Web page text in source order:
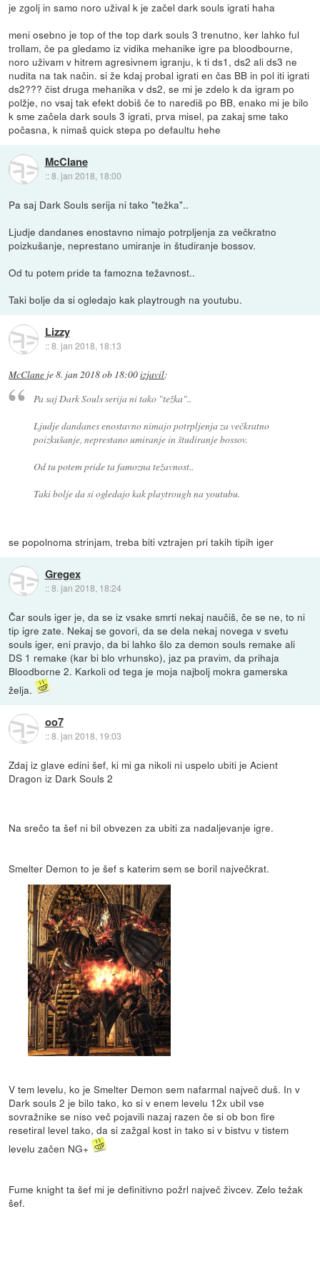
je zgolj in samo noro užival k je začel dark souls igrati haha
meni osebno je top of the top dark souls 3 trenutno, ker lahko ful
trollam, če pa gledamo iz vidika mehanike igre pa bloodbourne,
noro uživam v hitrem agresivnem igranju, k ti ds1, ds2 ali ds3 ne
nudita na tak način. si že kdaj probal igrati en čas BB in pol iti igrati
ds2??? čist druga mehanika v ds2, se mi je zdelo k da igram po
polžje, no vsaj tak efekt dobiš če to narediš po BB, enako mi je bilo
k sme začela dark souls 3 igrati, prva misel, pa zakaj sme tako
počasna, k nimaš quick stepa po defaultu hehe
McClane
::8. jan 2018, 18:00
Pa saj Dark Souls serija ni tako "težka"..
Ljudje dandanes enostavno nimajo potrpljenja za večkratno
poizkušanje, neprestano umiranje in študiranje bossov.
Od tu potem pride ta famozna težavnost..
Taki bolje da si ogledajo kak playtrough na youtubu.
Lizzy
::8. jan 2018, 18:13
McClane je8. jan 2018 ob 18:00izjavil:
Pa saj Dark Souls serija ni tako "težka"..
Ljudje dandanes enostavno nimajo potrpljenja za večkratno
poizkušanje, neprestano umiranje in študiranje bossov.
Od tu potem pride ta famozna težavnost..
Taki bolje da si ogledajo kak playtrough na youtubu.
se popolnoma strinjam, treba biti vztrajen pri takih tipih iger
Gregex
::8. jan 2018, 18:24
Čar souls iger je, da se iz vsake smrti nekaj naučiš, če se ne, to ni
tip igre zate. Nekaj se govori, da se dela nekaj novega v svetu
souls iger, eni pravjo, da bi lahko šlo za demon souls remake ali
DS 1 remake (kar bi blo vrhunsko), jaz pa pravim, da prihaja
Bloodborne 2. Karkoli od tega je moja najbolj mokra gamerska
želja.
oo7
::8. jan 2018, 19:03
Zdaj iz glave edini šef, ki mi ga nikoli ni uspelo ubiti je Acient
Dragon iz Dark Souls 2
Na srečo ta šef ni bil obvezen za ubiti za nadaljevanje igre.
Smelter Demon to je šef s katerim sem se boril največkrat.
V tem levelu, ko je Smelter Demon sem nafarmal največ duš. In v
Dark souls 2 je bilo tako, ko si v enem levelu 12x ubil vse
sovražnike se niso več pojavili nazaj razen če si ob bon fire
resetiral level tako, da si zažgal kost in tako si v bistvu v tistem
levelu začen NG+
Fume knight ta šef mi je definitivno požrl največ živcev. Zelo težak
šef.